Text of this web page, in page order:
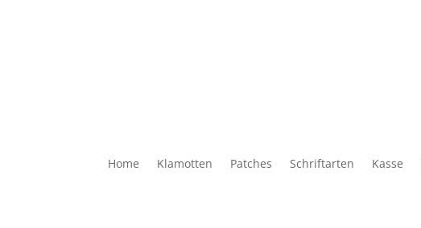
Home Klamotten Patches Schriftarten Kasse